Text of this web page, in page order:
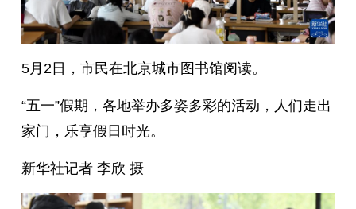
5月2日，市民在北京城市图书馆阅读。
“五一”假期，各地举办多姿多彩的活动，人们走出
家门，乐享假日时光。
新华社记者 李欣 摄